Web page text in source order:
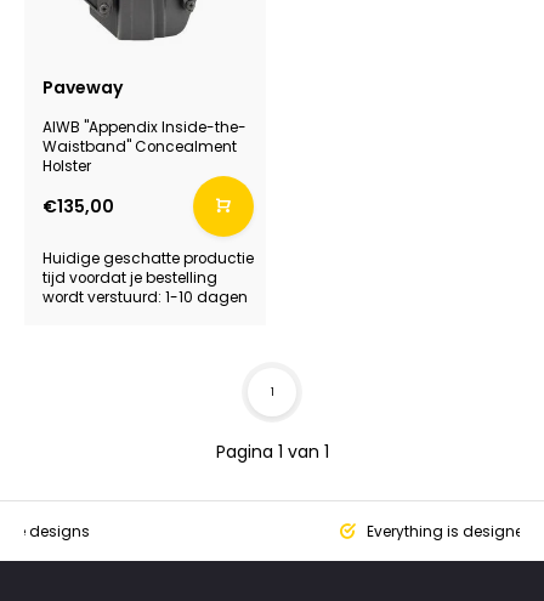
Paveway
AIWB "Appendix Inside-the-
Waistband" Concealment
Holster
€135,00
Huidige geschatte productie
tijd voordat je bestelling
wordt verstuurd: 1-10 dagen
Pagina 1 van 1
1
designs Everything is designed